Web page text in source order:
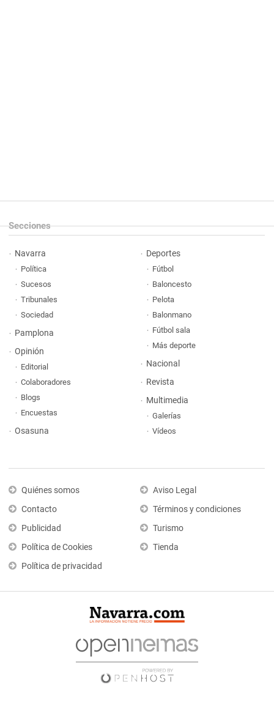
Secciones
Navarra
Política
Sucesos
Tribunales
Sociedad
Pamplona
Opinión
Editorial
Colaboradores
Blogs
Encuestas
Osasuna
Deportes
Fútbol
Baloncesto
Pelota
Balonmano
Fútbol sala
Más deporte
Nacional
Revista
Multimedia
Galerías
Vídeos
Quiénes somos
Contacto
Publicidad
Política de Cookies
Política de privacidad
Aviso Legal
Términos y condiciones
Turismo
Tienda